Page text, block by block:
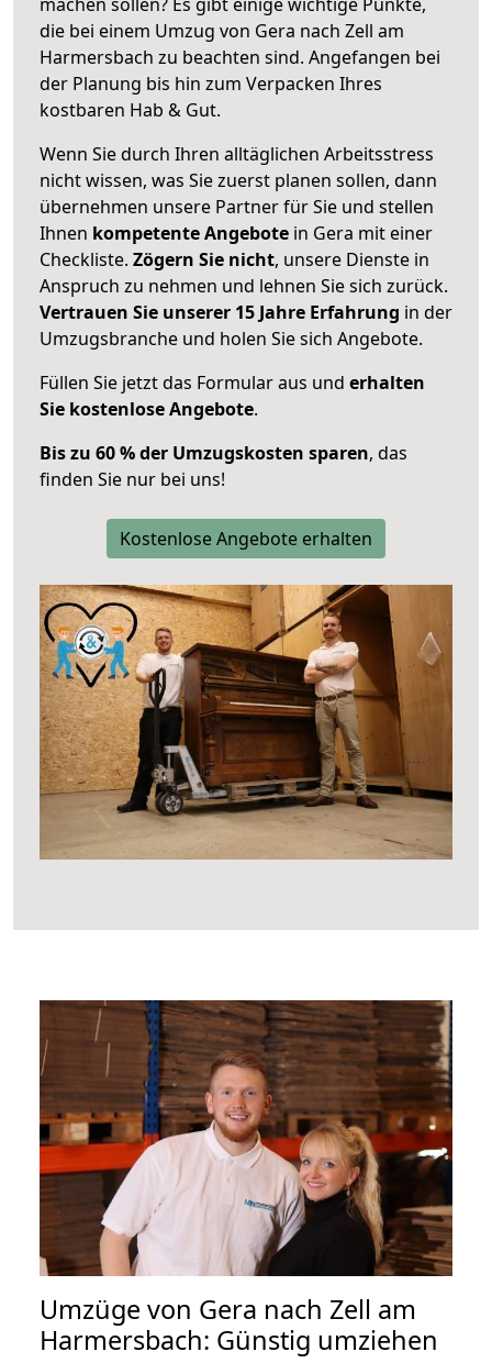
die bei einem Umzug von Gera nach Zell am
Harmersbach zu beachten sind. Angefangen bei
der Planung bis hin zum Verpacken Ihres
kostbaren Hab & Gut.
Wenn Sie durch Ihren alltäglichen Arbeitsstress
nicht wissen, was Sie zuerst planen sollen, dann
übernehmen unsere Partner für Sie und stellen
Ihnen kompetente Angebote in Gera mit einer
Checkliste. Zögern Sie nicht, unsere Dienste in
Anspruch zu nehmen und lehnen Sie sich zurück.
Vertrauen Sie unserer 15 Jahre Erfahrung in der
Umzugsbranche und holen Sie sich Angebote.
Füllen Sie jetzt das Formular aus und erhalten
Sie kostenlose Angebote.
Bis zu 60 % der Umzugskosten sparen, das
finden Sie nur bei uns!
Kostenlose Angebote erhalten
Umzüge von Gera nach Zell am
Harmersbach: Günstig umziehen